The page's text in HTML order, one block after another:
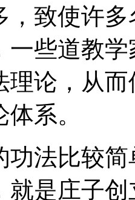
，致使许
一些道教
理论，从
系。
功法比较
就是庄子